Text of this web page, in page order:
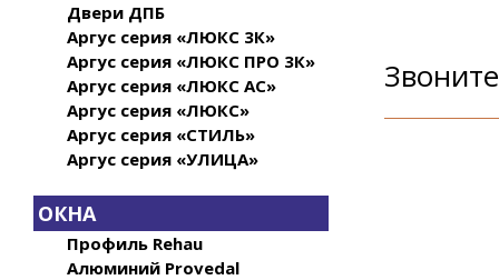
Двери ДПБ
Аргус серия «ЛЮКС 3К»
Аргус серия «ЛЮКС ПРО 3К»
Аргус серия «ЛЮКС АС»
Аргус серия «ЛЮКС»
Аргус серия «СТИЛЬ»
Аргус серия «УЛИЦА»
ОКНА
Профиль Rehau
Алюминий Provedal
Звоните